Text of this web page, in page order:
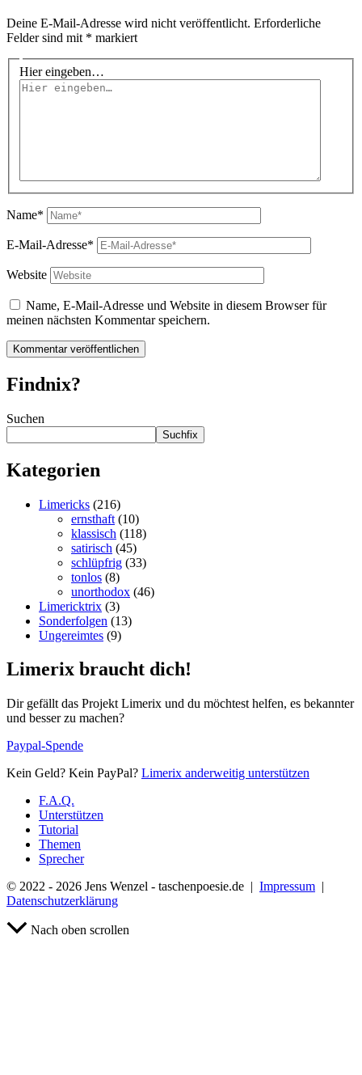
Deine E-Mail-Adresse wird nicht veröffentlicht. Erforderliche
Felder sind mit * markiert
Hier eingeben…
Name*
E-Mail-Adresse*
Website
Name, E-Mail-Adresse und Website in diesem Browser für
meinen nächsten Kommentar speichern.
Findnix?
Suchen
Suchfix
Kategorien
Limericks (216)
ernsthaft (10)
klassisch (118)
satirisch (45)
schlüpfrig (33)
tonlos (8)
unorthodox (46)
Limericktrix (3)
Sonderfolgen (13)
Ungereimtes (9)
Limerix braucht dich!
Dir gefällt das Projekt Limerix und du möchtest helfen, es bekannter
und besser zu machen?
Paypal-Spende
Kein Geld? Kein PayPal? Limerix anderweitig unterstützen
F.A.Q.
Unterstützen
Tutorial
Themen
Sprecher
© 2022 - 2026 Jens Wenzel - taschenpoesie.de | Impressum |
Datenschutzerklärung
Nach oben scrollen